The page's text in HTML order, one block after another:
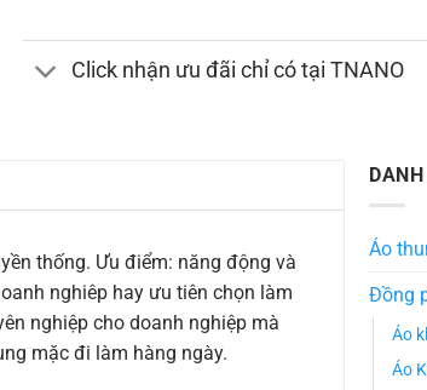
Click nhận ưu đãi chỉ có tại TNANO
thống. Ưu điểm: năng động và
nghiêp hay ưu tiên chọn làm
nghiệp cho doanh nghiệp mà
mặc đi làm hàng ngày.
Áo
Đồng
Áo
Áo